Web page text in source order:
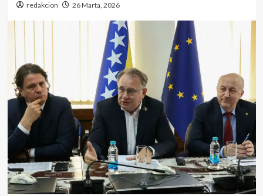
redakcion 26 Marta, 2026